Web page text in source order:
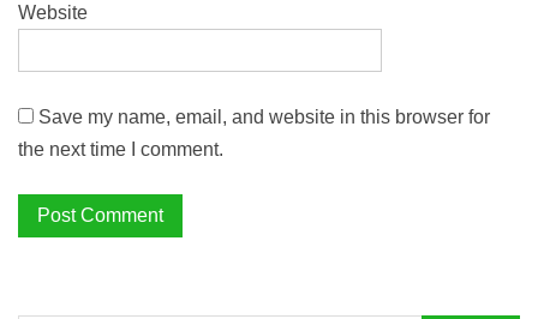
Website
Save my name, email, and website in this browser for
the next time I comment.